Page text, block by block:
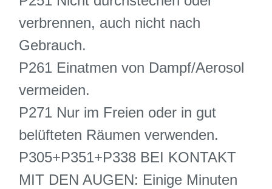
verbrennen, auch nicht nach
Gebrauch.
P261 Einatmen von Dampf/Aerosol
vermeiden.
P271 Nur im Freien oder in gut
belüfteten Räumen verwenden.
P305+P351+P338 BEI KONTAKT
MIT DEN AUGEN: Einige Minuten